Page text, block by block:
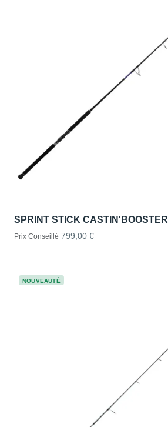
SPRINT STICK CASTIN'BOOSTER
Prix Conseillé 799,00 €
NOUVEAUTÉ